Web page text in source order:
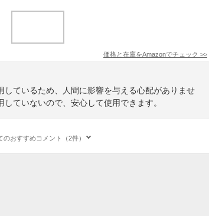
価格と在庫をAmazonでチェック >>
しているため、人間に影響を与える心配がありませ
ていないので、安心して使用できます。
のおすすめコメント（2件）